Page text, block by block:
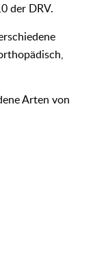
der DRV.
Arten von